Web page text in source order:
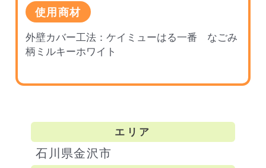
使用商材
外壁カバー工法：ケイミューはる一番 なごみ
柄ミルキーホワイト
エリア
石川県金沢市